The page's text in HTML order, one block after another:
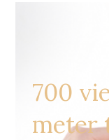
700
meter